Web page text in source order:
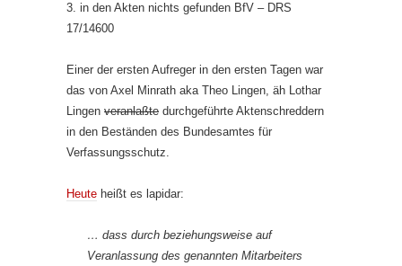
3. in den Akten nichts gefunden BfV – DRS
17/14600
Einer der ersten Aufreger in den ersten Tagen war
das von Axel Minrath aka Theo Lingen, äh Lothar
Lingen veranlaßte durchgeführte Aktenschreddern
in den Beständen des Bundesamtes für
Verfassungsschutz.
Heute heißt es lapidar:
… dass durch beziehungsweise auf
Veranlassung des genannten Mitarbeiters